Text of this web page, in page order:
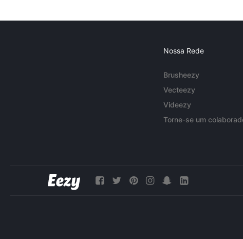
Nossa Rede
Brusheezy
Vecteezy
Videezy
Torne-se um